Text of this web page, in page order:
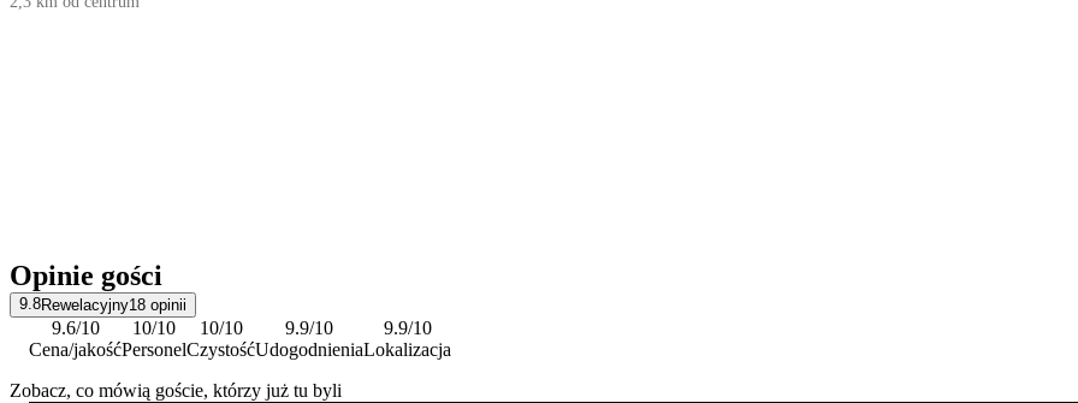
Opinie gości
9.8Rewelacyjny18 opinii
9.6/10
Cena/jakość
10/10
Personel
10/10
Czystość
9.9/10
Udogodnienia
9.9/10
Lokalizacja
Zobacz, co mówią goście, którzy już tu byli